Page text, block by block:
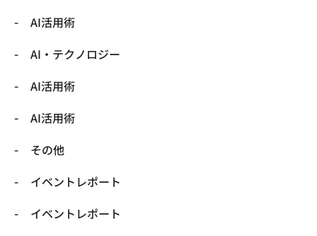
AI活用術
​AI・テクノロジー
​AI活用術
​AI活用術
​その他
​イベントレポート
​イベントレポート